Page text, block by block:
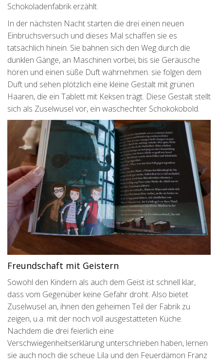
Schokoladenfabrik erzählt.
In der nächsten Nacht starten die drei einen neuen
Einbruchsversuch und dieses Mal schaffen sie es
tatsächlich hinein. Sie bahnen sich den Weg durch die
dunklen Gänge, an Maschinen vorbei, bis sie Geräusche
hören und einen süße Duft wahrnehmen. sie folgen dem
Duft und sehen plötzlich eine kleine Gestalt mit grünen
Haaren, die ein Tablett mit Keksen trägt. Diese Gestalt stellt
sich als Zuselwusel vor, ein waschechter Schokokobold.
Freundschaft mit Geistern
Sowohl den Kindern als auch dem Geist ist schnell klar,
dass vom Gegenüber keine Gefahr droht. Also bietet
Zuselwusel an, ihnen den geheimen Teil der Fabrik zu
zeigen, u.a. mit der noch voll ausgestatteten Küche.
Nachdem die drei feierlich eine
Verschwiegenheitserklärung unterschrieben haben, lernen
sie auch noch die scheue Lila und den Feuerdämon Franz